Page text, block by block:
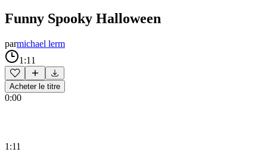
Funny Spooky Halloween
parmichael lerm
1:11
Acheter le titre
0:00
1:11